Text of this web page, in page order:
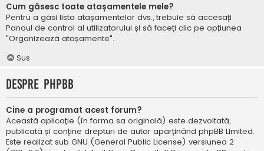
Cum găsesc toate atașamentele mele?
Pentru a găsi lista atașamentelor dvs., trebuie să accesați
Panoul de control al utilizatorului și să faceți clic pe opțiunea
"Organizează atașamente".
Sus
Despre phpBB
Cine a programat acest forum?
Această aplicație (în forma sa originală) este dezvoltată,
publicată și conține drepturi de autor aparținând phpBB Limited.
Este realizat sub GNU (General Public License) versiunea 2